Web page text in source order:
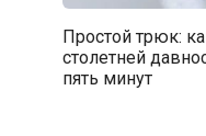
Простой трюк:
столетней
пять минут